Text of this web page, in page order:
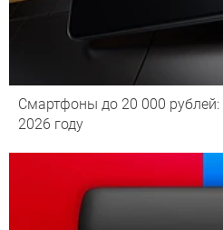
Смартфоны до 20 000
2026 году